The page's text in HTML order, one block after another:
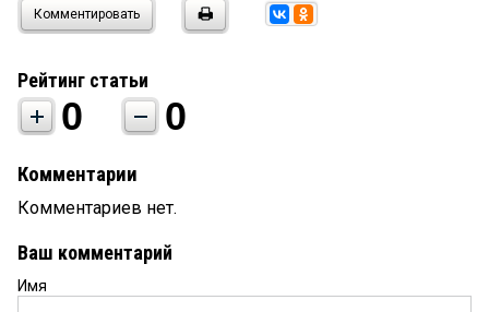
Комментировать
Рейтинг статьи
0 0
Комментарии
Комментариев нет.
Ваш комментарий
Имя